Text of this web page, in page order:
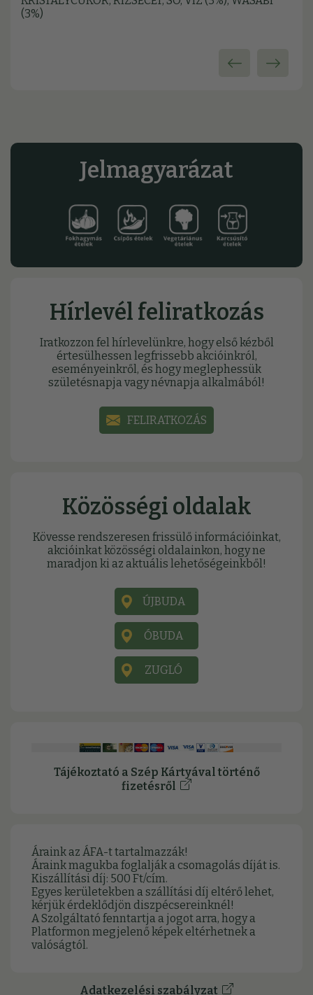
(3%)
Jelmagyarázat
Hírlevél feliratkozás
Iratkozzon fel hírlevelünkre, hogy első kézből
értesülhessen legfrissebb akcióinkról,
eseményeinkről, és hogy meglephessük
születésnapja vagy névnapja alkalmából!
FELIRATKOZÁS
Közösségi oldalak
Kövesse rendszeresen frissülő információinkat,
akcióinkat közösségi oldalainkon, hogy ne
maradjon ki az aktuális lehetőségeinkből!
ÚJBUDA
ÓBUDA
ZUGLÓ
Tájékoztató a Szép Kártyával történő
fizetésről
Áraink az ÁFA-t tartalmazzák!
Áraink magukba foglalják a csomagolás díját is.
Kiszállítási díj: 500 Ft/cím.
Egyes kerületekben a szállítási díj eltérő lehet,
kérjük érdeklődjön diszpécsereinknél!
A Szolgáltató fenntartja a jogot arra, hogy a
Platformon megjelenő képek eltérhetnek a
valóságtól.
Adatkezelési szabályzat